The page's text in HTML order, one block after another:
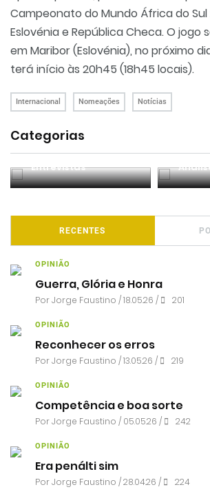
Campeonato do Mundo África do Sul
Eslovénia e República Checa. O jogo
em Maribor (Eslovénia), no próximo
terá início às 20h45 (18h45 locais).
Internacional Nomeações Notícias
Categorias
Entrevistas
RECENTES
OPINIÃO
Guerra, Glória e Honra
PorJorge Faustino / 18.05.26 / 201
OPINIÃO
Reconhecer os erros
PorJorge Faustino / 13.05.26 / 219
OPINIÃO
Competência e boa sorte
PorJorge Faustino / 05.05.26 / 242
OPINIÃO
Era penálti sim
PorJorge Faustino / 28.04.26 / 224